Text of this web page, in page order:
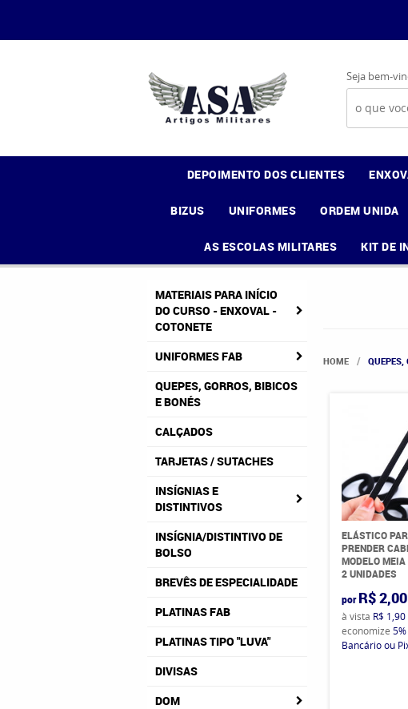
Seja bem-
DEPOIMENTO DOS CLIENTES
BIZUS UNIFORMES ORDEM UNIDA
AS ESCOLAS MILITARES KIT DE
MATERIAIS PARA INÍCIO
DO CURSO - ENXOVAL -
COTONETE
UNIFORMES FAB
QUEPES, GORROS, BIBICOS
E BONÉS
CALÇADOS
TARJETAS / SUTACHES
INSÍGNIAS E
DISTINTIVOS
INSÍGNIA/DISTINTIVO DE
BOLSO
BREVÊS DE ESPECIALIDADE
PLATINAS FAB
PLATINAS TIPO "LUVA"
DIVISAS
DOM
HOME QUEPES,
ELÁSTICO
PRENDER
MODELO
2 UNIDADES
por R$ 2,00
à vista R$ 1,90
economize 5%
Bancário ou